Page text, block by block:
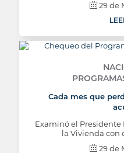
29 de
Cada mes que
Examinó el
la Vivienda con
29 de